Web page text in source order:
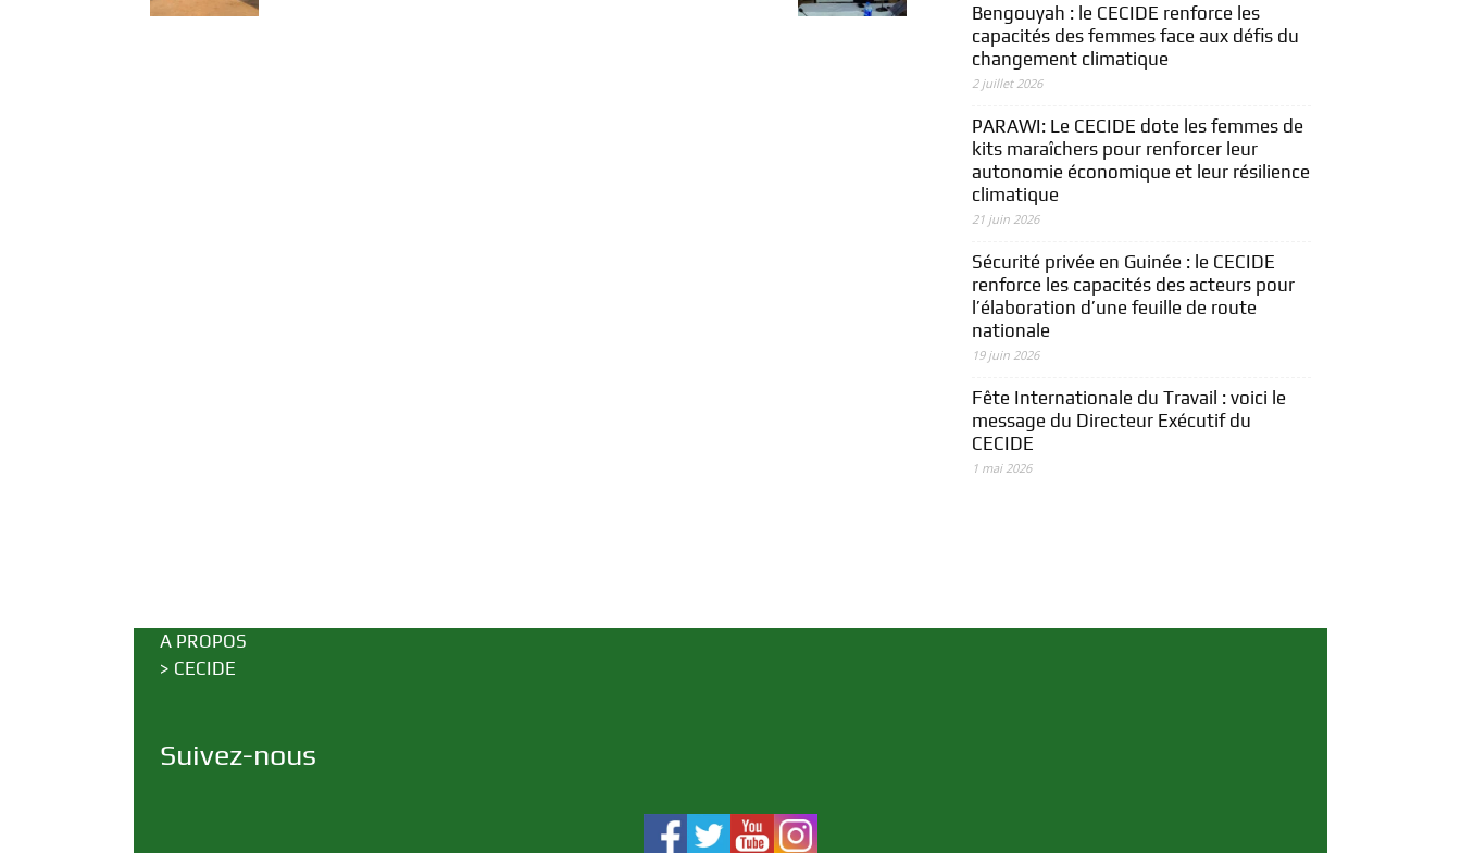
Bengouyah : le CECIDE renforce les
capacités des femmes face aux défis du
changement climatique
2 juillet 2026
PARAWI: Le CECIDE dote les femmes de
kits maraîchers pour renforcer leur
autonomie économique et leur résilience
climatique
21 juin 2026
Sécurité privée en Guinée : le CECIDE
renforce les capacités des acteurs pour
l’élaboration d’une feuille de route
nationale
19 juin 2026
Fête Internationale du Travail : voici le
message du Directeur Exécutif du
CECIDE
1 mai 2026
A PROPOS
> CECIDE
Suivez-nous